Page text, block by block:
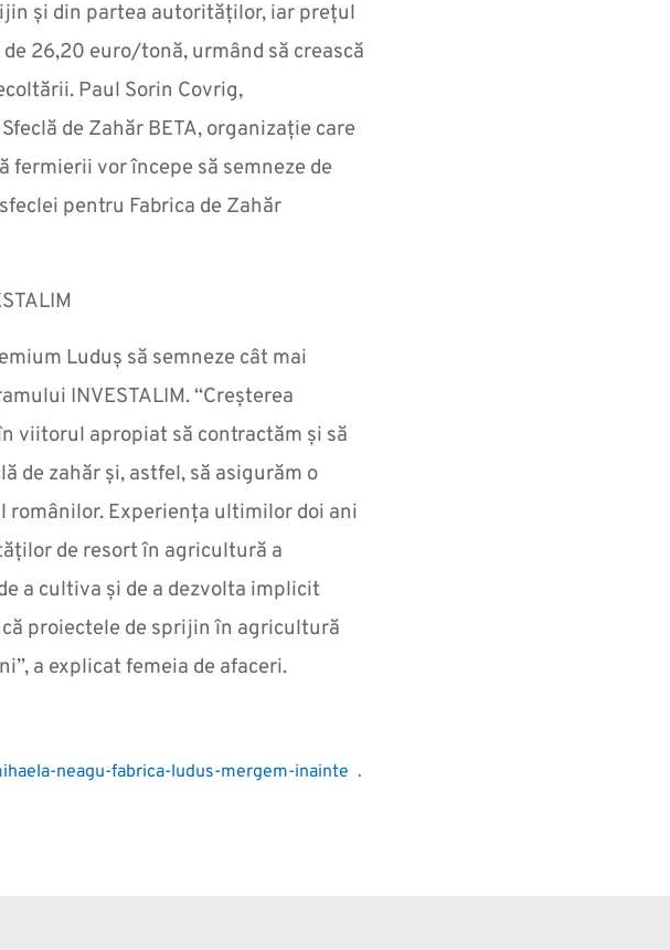
și din partea autorităților, iar prețul
26,20 euro/tonă, urmând să crească
Paul Sorin Covrig,
de Zahăr BETA, organizație care
fermierii vor începe să semneze de
pentru Fabrica de Zahăr
Luduș să semneze cât mai
INVESTALIM. “Creșterea
viitorul apropiat să contractăm și să
de zahăr și, astfel, să asigurăm o
românilor. Experiența ultimilor doi ani
de resort în agricultură a
a cultiva și de a dezvolta implicit
proiectele de sprijin în agricultură
a explicat femeia de afaceri.
neagu-fabrica-ludus-mergem-inainte .